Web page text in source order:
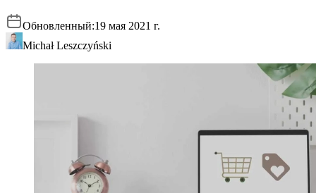
Обновленный:19 мая 2021 г.
Michał Leszczyński